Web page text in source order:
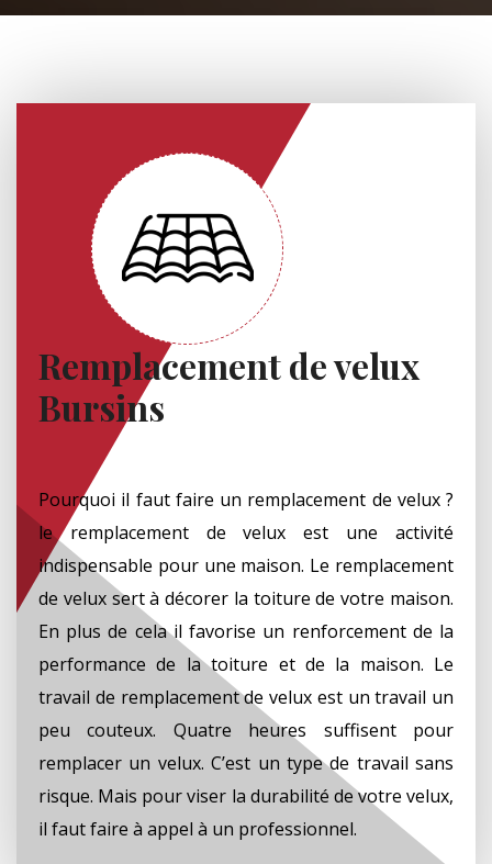
Remplacement de velux
Bursins
Pourquoi il faut faire un remplacement de velux ?
le remplacement de velux est une activité
indispensable pour une maison. Le remplacement
de velux sert à décorer la toiture de votre maison.
En plus de cela il favorise un renforcement de la
performance de la toiture et de la maison. Le
travail de remplacement de velux est un travail un
peu couteux. Quatre heures suffisent pour
remplacer un velux. C’est un type de travail sans
risque. Mais pour viser la durabilité de votre velux,
il faut faire à appel à un professionnel.